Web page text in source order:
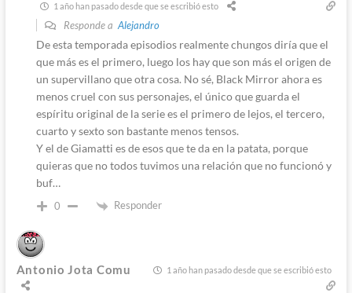
1 año han pasado desde que se escribió esto
Responde a Alejandro
De esta temporada episodios realmente chungos diría que el
que más es el primero, luego los hay que son más el origen de
un supervillano que otra cosa. No sé, Black Mirror ahora es
menos cruel con sus personajes, el único que guarda el
espíritu original de la serie es el primero de lejos, el tercero,
cuarto y sexto son bastante menos tensos.
Y el de Giamatti es de esos que te da en la patata, porque
quieras que no todos tuvimos una relación que no funcionó y
buf…
0 Responder
Antonio Jota Comu 1 año han pasado desde que se escribió esto